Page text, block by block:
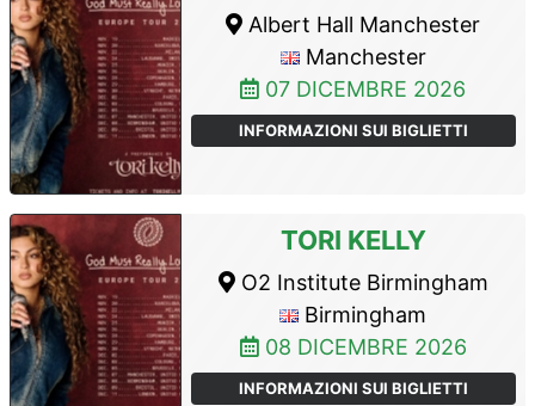
Albert Hall Manchester
Manchester
07 DICEMBRE 2026
INFORMAZIONI SUI BIGLIETTI
TORI KELLY
O2 Institute Birmingham
Birmingham
08 DICEMBRE 2026
INFORMAZIONI SUI BIGLIETTI